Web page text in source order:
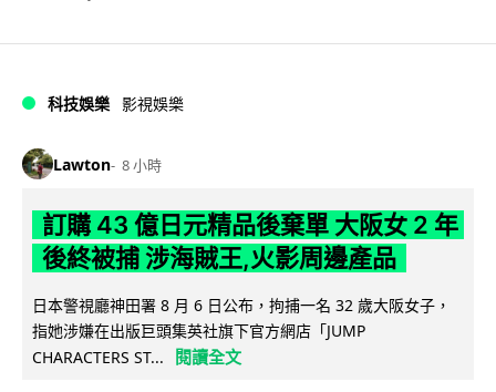
科技娛樂 影視娛樂
Lawton 8 小時
訂購 43 億日元精品後棄單 大阪女 2 年
後終被捕 涉海賊王,火影周邊產品
日本警視廳神田署 8 月 6 日公布，拘捕一名 32 歲大阪女子，
指她涉嫌在出版巨頭集英社旗下官方網店「JUMP
CHARACTERS ST...
閱讀全文